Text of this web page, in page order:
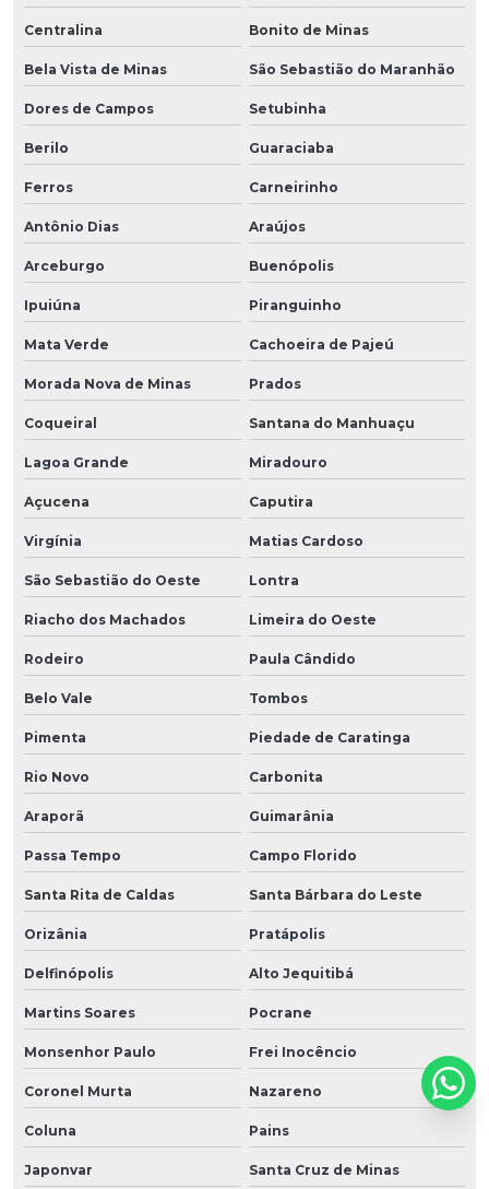
Centralina Bonito de Minas
Bela Vista de Minas São Sebastião do Maranhão
Dores de Campos Setubinha
Berilo Guaraciaba
Ferros Carneirinho
Antônio Dias Araújos
Arceburgo Buenópolis
Ipuiúna Piranguinho
Mata Verde Cachoeira de Pajeú
Morada Nova de Minas Prados
Coqueiral Santana do Manhuaçu
Lagoa Grande Miradouro
Açucena Caputira
Virgínia Matias Cardoso
São Sebastião do Oeste Lontra
Riacho dos Machados Limeira do Oeste
Rodeiro Paula Cândido
Belo Vale Tombos
Pimenta Piedade de Caratinga
Rio Novo Carbonita
Araporã Guimarânia
Passa Tempo Campo Florido
Santa Rita de Caldas Santa Bárbara do Leste
Orizânia Pratápolis
Delfinópolis Alto Jequitibá
Martins Soares Pocrane
Monsenhor Paulo Frei Inocêncio
Coronel Murta Nazareno
Coluna Pains
Japonvar Santa Cruz de Minas